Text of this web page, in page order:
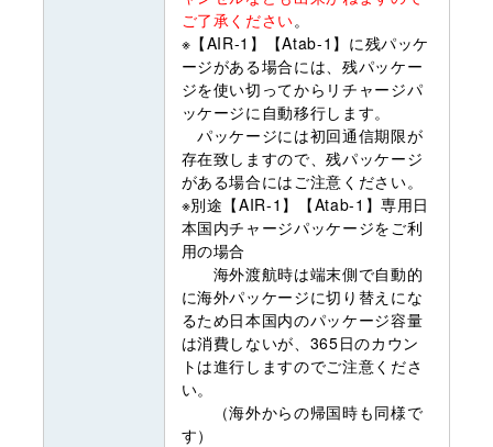
ご了承ください。
※【AIR-1】【Atab-1】に残パッケ
ージがある場合には、残パッケー
ジを使い切ってからリチャージパ
ッケージに自動移行します。
パッケージには初回通信期限が
存在致しますので、残パッケージ
がある場合にはご注意ください。
※別途【AIR-1】【Atab-1】専用日
本国内チャージパッケージをご利
用の場合
海外渡航時は端末側で自動的
に海外パッケージに切り替えにな
るため日本国内のパッケージ容量
は消費しないが、365日のカウン
トは進行しますのでご注意くださ
い。
（海外からの帰国時も同様で
す）